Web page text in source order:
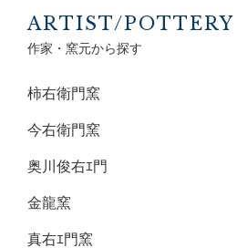
ARTIST/POTTERY
作家・窯元から探す
柿右衛門窯
今右衛門窯
奥川俊右ｴ門
金龍窯
真右ｴ門窯